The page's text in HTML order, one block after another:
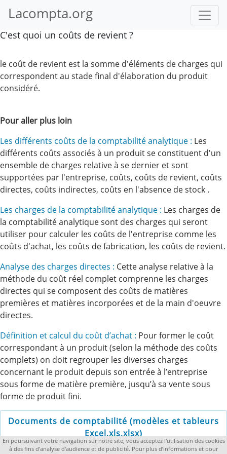
Lacompta.org
C'est quoi un coûts de revient ?
le coût de revient est la somme d'éléments de charges qui
correspondent au stade final d'élaboration du produit
considéré.
Pour aller plus loin
Les différents coûts de la comptabilité analytique : Les
différents coûts associés à un produit se constituent d'un
ensemble de charges relative à se dernier et sont
supportées par l'entreprise, coûts, coûts de revient, coûts
directes, coûts indirectes, coûts en l'absence de stock .
Les charges de la comptabilité analytique : Les charges de
la comptabilité analytique sont des charges qui seront
utiliser pour calculer les coûts de l'entreprise comme les
coûts d'achat, les coûts de fabrication, les coûts de revient.
Analyse des charges directes : Cette analyse relative à la
méthode du coût réel complet comprenne les charges
directes qui se composent des coûts de matières
premières et matières incorporées et de la main d'oeuvre
directes.
Définition et calcul du coût d’achat : Pour former le coût
correspondant à un produit (selon la méthode des coûts
complets) on doit regrouper les diverses charges
concernant le produit depuis son entrée à l’entreprise
sous forme de matière première, jusqu’à sa vente sous
forme de produit fini.
Documents de comptabilité (modèles et tableurs
Excel,xls,xlsx)
En poursuivant votre navigation sur notre site, vous acceptez l'utilisation des cookies
à des fins d'analyse d'audience et de publicité. Pour plus d’informations et pour